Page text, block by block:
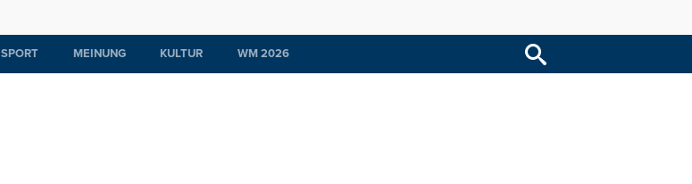
SPORT MEINUNG KULTUR WM 2026